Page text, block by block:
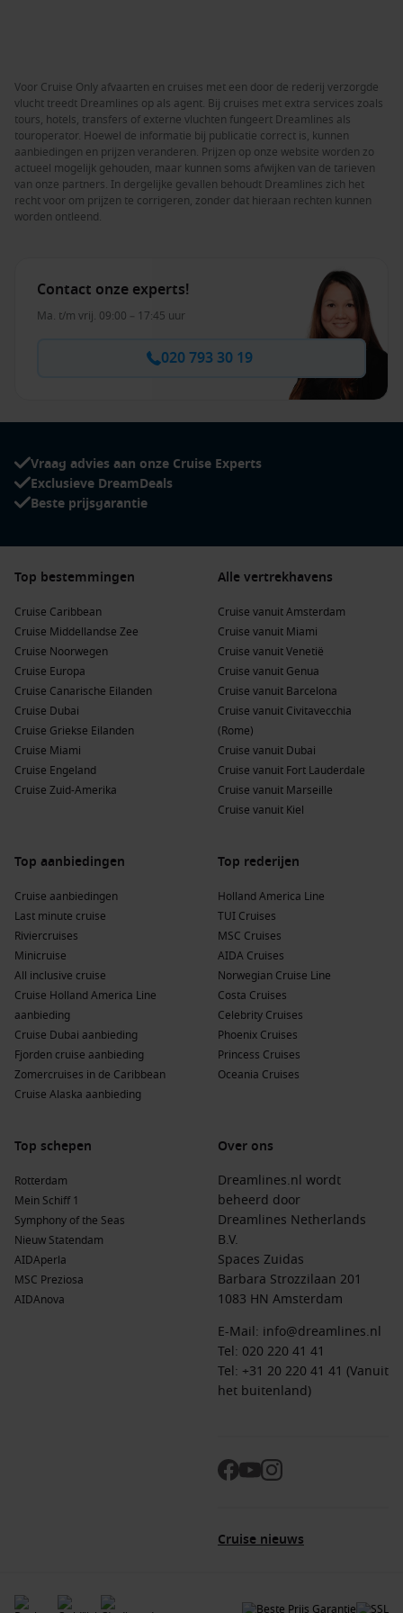
Voor Cruise Only afvaarten en cruises met een door de rederij verzorgde
vlucht treedt Dreamlines op als agent. Bij cruises met extra services zoals
tours, hotels, transfers of externe vluchten fungeert Dreamlines als
touroperator. Hoewel de informatie bij publicatie correct is, kunnen
aanbiedingen en prijzen veranderen. Prijzen op onze website worden zo
actueel mogelijk gehouden, maar kunnen soms afwijken van de tarieven
van onze partners. In dergelijke gevallen behoudt Dreamlines zich het
recht voor om prijzen te corrigeren, zonder dat hieraan rechten kunnen
worden ontleend.
Contact onze experts!
Ma. t/m vrij. 09:00 – 17:45 uur
020 793 30 19
Vraag advies aan onze Cruise Experts
Exclusieve DreamDeals
Beste prijsgarantie
Top bestemmingen
Cruise Caribbean
Cruise Middellandse Zee
Cruise Noorwegen
Cruise Europa
Cruise Canarische Eilanden
Cruise Dubai
Cruise Griekse Eilanden
Cruise Miami
Cruise Engeland
Cruise Zuid-Amerika
Alle vertrekhavens
Cruise vanuit Amsterdam
Cruise vanuit Miami
Cruise vanuit Venetië
Cruise vanuit Genua
Cruise vanuit Barcelona
Cruise vanuit Civitavecchia
(Rome)
Cruise vanuit Dubai
Cruise vanuit Fort Lauderdale
Cruise vanuit Marseille
Cruise vanuit Kiel
Top aanbiedingen
Cruise aanbiedingen
Last minute cruise
Riviercruises
Minicruise
All inclusive cruise
Cruise Holland America Line
aanbieding
Cruise Dubai aanbieding
Fjorden cruise aanbieding
Zomercruises in de Caribbean
Cruise Alaska aanbieding
Top rederijen
Holland America Line
TUI Cruises
MSC Cruises
AIDA Cruises
Norwegian Cruise Line
Costa Cruises
Celebrity Cruises
Phoenix Cruises
Princess Cruises
Oceania Cruises
Top schepen
Rotterdam
Mein Schiff 1
Symphony of the Seas
Nieuw Statendam
AIDAperla
MSC Preziosa
AIDAnova
Over ons
Dreamlines.nl wordt
beheerd door
Dreamlines Netherlands
B.V.
Spaces Zuidas
Barbara Strozzilaan 201
1083 HN Amsterdam
E-Mail: info@dreamlines.nl
Tel: 020 220 41 41
Tel: +31 20 220 41 41 (Vanuit
het buitenland)
Cruise nieuws